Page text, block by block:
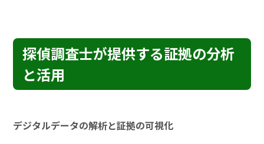
探偵調査士が提供する証拠の分析
と活用
デジタルデータの解析と証拠の可視化